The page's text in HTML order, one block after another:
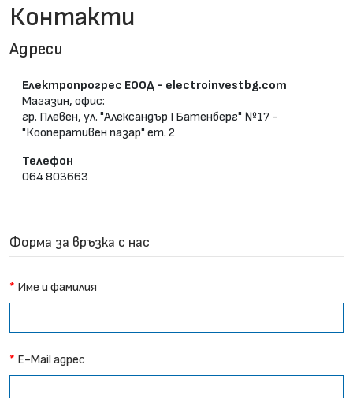
Контакти
Адреси
Електропрогрес ЕООД - electroinvestbg.com
Магазин, офис:
гр. Плевен, ул. "Александър І Батенберг" №17 -
"Кооперативен пазар" ет. 2
Телефон
064 803663
Форма за връзка с нас
Име и фамилия
E-Mail адрес